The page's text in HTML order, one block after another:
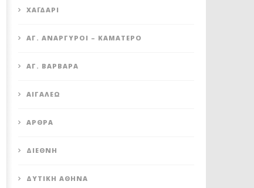
XΑΪΔΆΡΙ
ΆΓ. ΑΝΆΡΓΥΡΟΙ – KΑΜΑΤΕΡΌ
ΑΓ. ΒΑΡΒΆΡΑ
ΑΙΓΆΛΕΩ
ΆΡΘΡΑ
ΔΙΕΘΝΉ
ΔΥΤΙΚΉ ΑΘΉΝΑ